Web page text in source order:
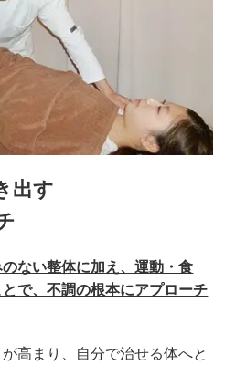
出す
ない整体に加え、運動・食
で、不調の根本にアプローチ
高まり、自分で治せる体へと